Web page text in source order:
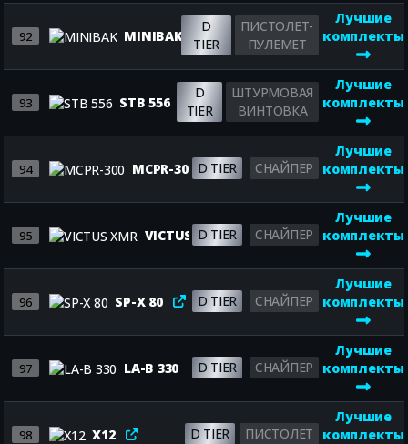
92 MINIBAK
D
TIER
ПИСТОЛЕТ-
ПУЛЕМЕТ
Лучшие
комплекты
93 STB 556
D
TIER
ШТУРМОВАЯ
ВИНТОВКА
Лучшие
комплекты
94 MCPR-300 D TIER СНАЙПЕР
Лучшие
комплекты
95 VICTUS XMR
D TIER СНАЙПЕР
Лучшие
комплекты
96 SP-X 80 D TIER СНАЙПЕР
Лучшие
комплекты
97 LA-B 330 D TIER СНАЙПЕР
Лучшие
комплекты
98 X12 D TIER ПИСТОЛЕТ
Лучшие
комплекты